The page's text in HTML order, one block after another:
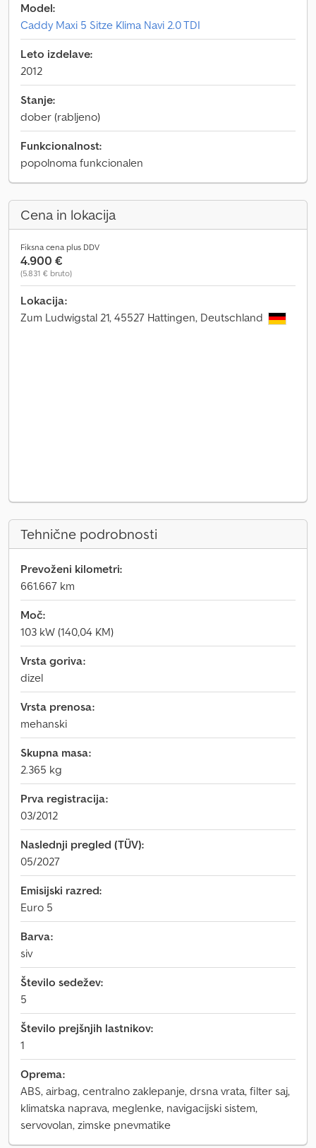
Model:
Caddy Maxi 5 Sitze Klima Navi 2.0 TDI
Leto izdelave:
2012
Stanje:
dober (rabljeno)
Funkcionalnost:
popolnoma funkcionalen
Cena in lokacija
Fiksna cena plus DDV
4.900 €
(5.831 € bruto)
Lokacija:
Zum Ludwigstal 21, 45527 Hattingen, Deutschland
Tehnične podrobnosti
Prevoženi kilometri:
661.667 km
Moč:
103 kW (140,04 KM)
Vrsta goriva:
dizel
Vrsta prenosa:
mehanski
Skupna masa:
2.365 kg
Prva registracija:
03/2012
Naslednji pregled (TÜV):
05/2027
Emisijski razred:
Euro 5
Barva:
siv
Število sedežev:
5
Število prejšnjih lastnikov:
1
Oprema:
ABS, airbag, centralno zaklepanje, drsna vrata, filter saj,
klimatska naprava, meglenke, navigacijski sistem,
servovolan, zimske pnevmatike